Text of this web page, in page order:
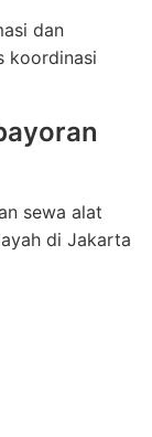
dan
koordinasi
sewa alat
di Jakarta